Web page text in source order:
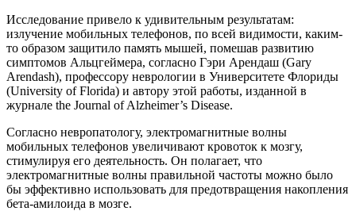
Исследование привело к удивительным результатам:
излучение мобильных телефонов, по всей видимости, каким-
то образом защитило память мышей, помешав развитию
симптомов Альцгеймера, согласно Гэри Арендаш (Gary
Arendash), профессору неврологии в Университете Флориды
(University of Florida) и автору этой работы, изданной в
журнале the Journal of Alzheimer’s Disease.
Согласно невропатологу, электромагнитные волны
мобильных телефонов увеличивают кровоток к мозгу,
стимулируя его деятельность. Он полагает, что
электромагнитные волны правильной частоты можно было
бы эффективно использовать для предотвращения накопления
бета-амилоида в мозге.